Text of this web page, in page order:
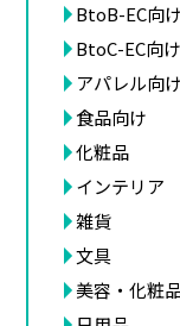
BtoB-EC向け
BtoC-EC向け
アパレル向け
食品向け
化粧品
インテリア
雑貨
文具
美容・化粧